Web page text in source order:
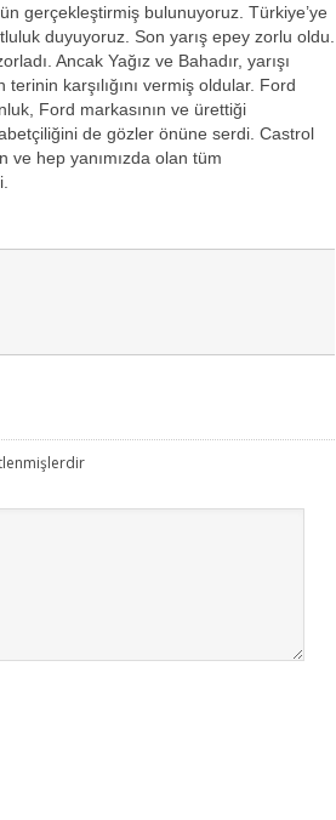
gerçekleştirmiş bulunuyoruz. Türkiye’ye
duyuyoruz. Son yarış epey zorlu oldu.
Ancak Yağız ve Bahadır, yarışı
karşılığını vermiş oldular. Ford
Ford markasının ve ürettiği
de gözler önüne serdi. Castrol
hep yanımızda olan tüm